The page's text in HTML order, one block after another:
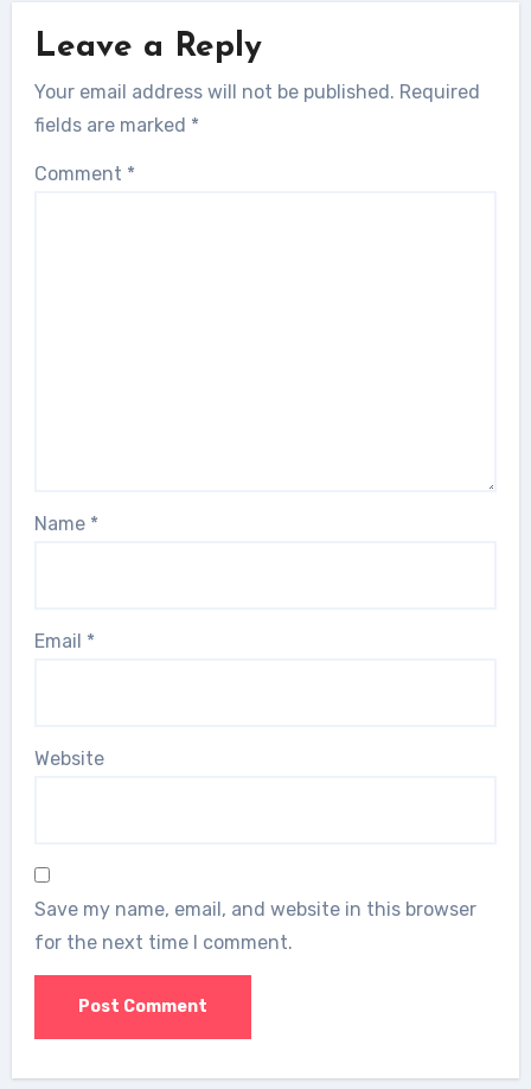
Leave a Reply
Your email address will not be published. Required
fields are marked *
Comment *
Name *
Email *
Website
Save my name, email, and website in this browser
for the next time I comment.